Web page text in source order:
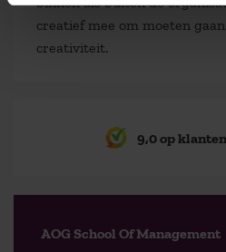
creatief mee om moeten
creativiteit.
9,0 op
AOG School Of Management